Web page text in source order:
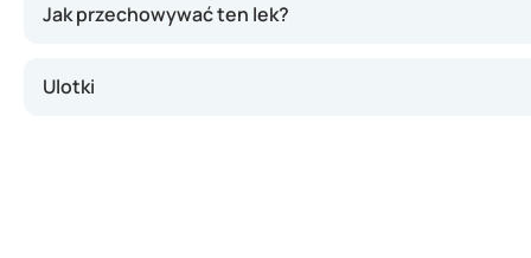
Jak przechowywać ten lek?
Ulotki